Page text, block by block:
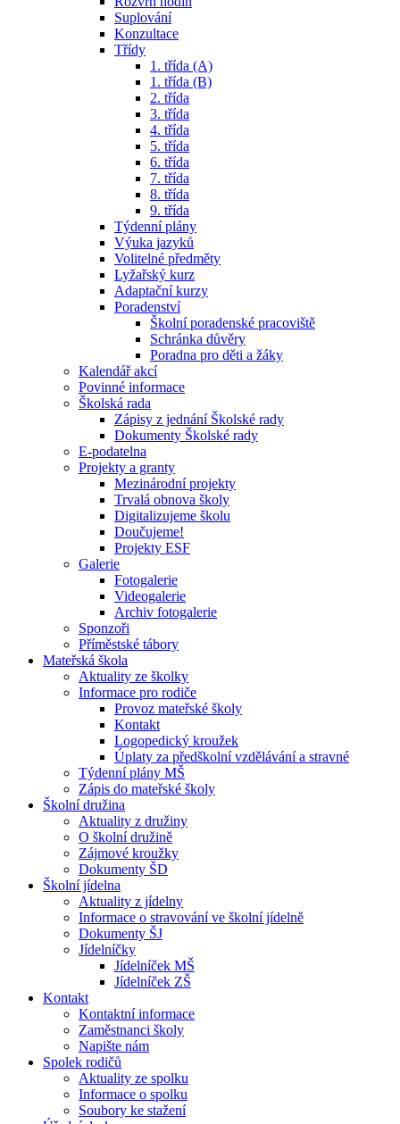
Suplování
Konzultace
Třídy
1. třída (A)
1. třída (B)
2. třída
3. třída
4. třída
5. třída
6. třída
7. třída
8. třída
9. třída
Týdenní plány
Výuka jazyků
Volitelné předměty
Lyžařský kurz
Adaptační kurzy
Poradenství
Školní poradenské pracoviště
Schránka důvěry
Poradna pro děti a žáky
Kalendář akcí
Povinné informace
Školská rada
Zápisy z jednání Školské rady
Dokumenty Školské rady
E-podatelna
Projekty a granty
Mezinárodní projekty
Trvalá obnova školy
Digitalizujeme školu
Doučujeme!
Projekty ESF
Galerie
Fotogalerie
Videogalerie
Archiv fotogalerie
Sponzoři
Příměstské tábory
Mateřská škola
Aktuality ze školky
Informace pro rodiče
Provoz mateřské školy
Kontakt
Logopedický kroužek
Úplaty za předškolní vzdělávání a stravné
Týdenní plány MŠ
Zápis do mateřské školy
Školní družina
Aktuality z družiny
O školní družině
Zájmové kroužky
Dokumenty ŠD
Školní jídelna
Aktuality z jídelny
Informace o stravování ve školní jídelně
Dokumenty ŠJ
Jídelníčky
Jídelníček MŠ
Jídelníček ZŠ
Kontakt
Kontaktní informace
Zaměstnanci školy
Napište nám
Spolek rodičů
Aktuality ze spolku
Informace o spolku
Soubory ke stažení